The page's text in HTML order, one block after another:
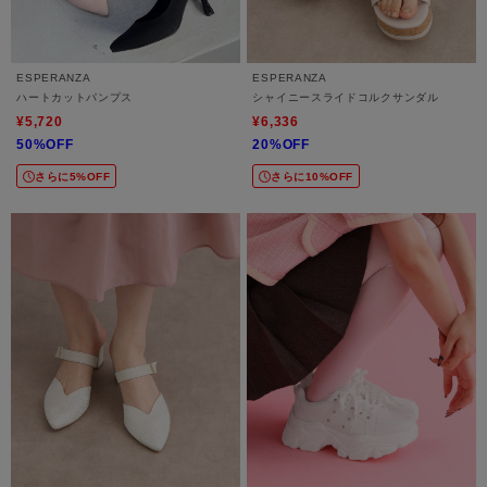
ESPERANZA
ハートカットパンプス
¥5,720
50%OFF
さらに5%OFF
ESPERANZA
シャイニースライドコルクサンダル
¥6,336
20%OFF
さらに10%OFF